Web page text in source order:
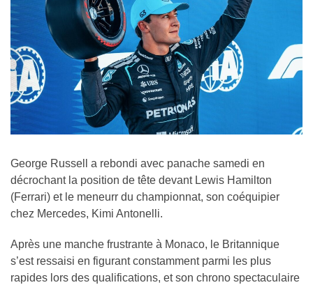
George Russell a rebondi avec panache samedi en
décrochant la position de tête devant Lewis Hamilton
(Ferrari) et le meneurr du championnat, son coéquipier
chez Mercedes, Kimi Antonelli.
Après une manche frustrante à Monaco, le Britannique
s’est ressaisi en figurant constamment parmi les plus
rapides lors des qualifications, et son chrono spectaculaire